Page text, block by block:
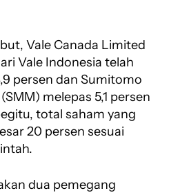
Vale Canada Limited
Vale Indonesia telah
persen dan Sumitomo
melepas 5,1 persen
total saham yang
20 persen sesuai
dua pemegang